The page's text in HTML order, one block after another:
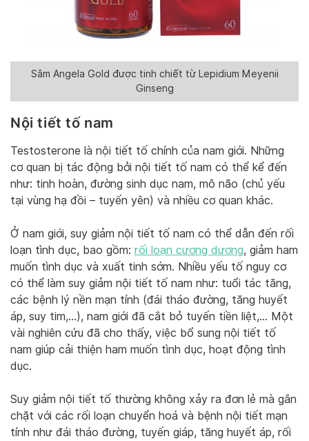
Sâm Angela Gold được tinh chiết từ Lepidium Meyenii
Ginseng
Nội tiết tố nam
Testosterone là nội tiết tố chính của nam giới. Những
cơ quan bị tác động bởi nội tiết tố nam có thể kể đến
như: tinh hoàn, đường sinh dục nam, mô não (chủ yếu
tại vùng hạ đồi – tuyến yên) và nhiều cơ quan khác.
Ở nam giới, suy giảm nội tiết tố nam có thể dẫn đến rối
loạn tình dục, bao gồm: rối loạn cương dương, giảm ham
muốn tình dục và xuất tinh sớm. Nhiều yếu tố nguy cơ
có thể làm suy giảm nội tiết tố nam như: tuổi tác tăng,
các bệnh lý nền mạn tính (đái tháo đường, tăng huyết
áp, suy tim,…), nam giới đã cắt bỏ tuyến tiền liệt,… Một
vài nghiên cứu đã cho thấy, việc bổ sung nội tiết tố
nam giúp cải thiện ham muốn tình dục, hoạt động tình
dục.
Suy giảm nội tiết tố thường không xảy ra đơn lẻ mà gắn
chặt với các rối loạn chuyển hoá và bệnh nội tiết mạn
tính như đái tháo đường, tuyến giáp, tăng huyết áp, rối